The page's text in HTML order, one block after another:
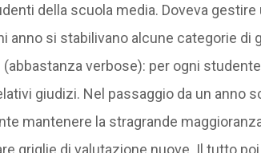
della scuola media. Doveva
anno si stabilivano alcune categorie di
verbose): per ogni
giudizi. Nel passaggio da un anno
mantenere la stragrande
griglie di valutazione nuove. Il tutto